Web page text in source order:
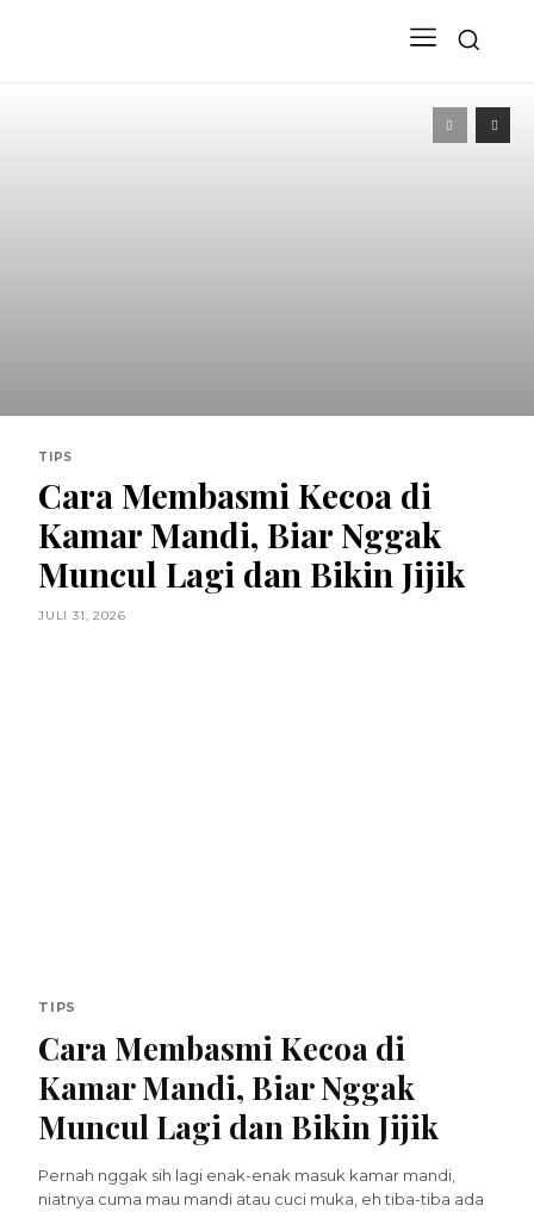
TIPS
Cara Membasmi Kecoa di
Kamar Mandi, Biar Nggak
Muncul Lagi dan Bikin Jijik
JULI 31, 2026
TIPS
Cara Membasmi Kecoa di
Kamar Mandi, Biar Nggak
Muncul Lagi dan Bikin Jijik
Pernah nggak sih lagi enak-enak masuk kamar mandi,
niatnya cuma mau mandi atau cuci muka, eh tiba-tiba ada